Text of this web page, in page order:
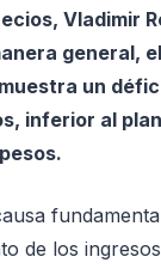
Vladimir
general,
un
inferior al
de los